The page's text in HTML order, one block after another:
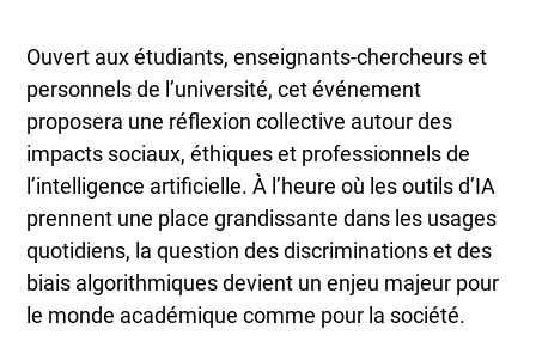
Ouvert aux étudiants, enseignants-chercheurs et
personnels de l’université, cet événement
proposera une réflexion collective autour des
impacts sociaux, éthiques et professionnels de
l’intelligence artificielle. À l’heure où les outils d’IA
prennent une place grandissante dans les usages
quotidiens, la question des discriminations et des
biais algorithmiques devient un enjeu majeur pour
le monde académique comme pour la société.